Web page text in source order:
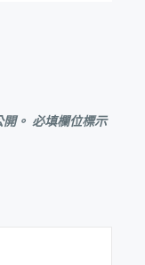
。 必填欄位標示